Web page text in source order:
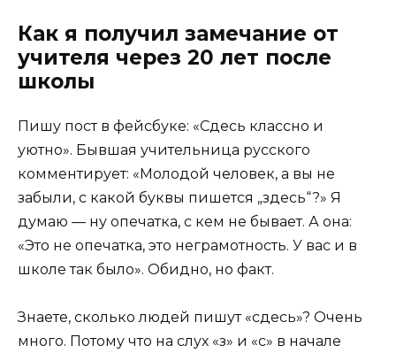
Как я получил замечание от
учителя через 20 лет после
школы
Пишу пост в фейсбуке: «Сдесь классно и
уютно». Бывшая учительница русского
комментирует: «Молодой человек, а вы не
забыли, с какой буквы пишется „здесь“?» Я
думаю — ну опечатка, с кем не бывает. А она:
«Это не опечатка, это неграмотность. У вас и в
школе так было». Обидно, но факт.
Знаете, сколько людей пишут «сдесь»? Очень
много. Потому что на слух «з» и «с» в начале